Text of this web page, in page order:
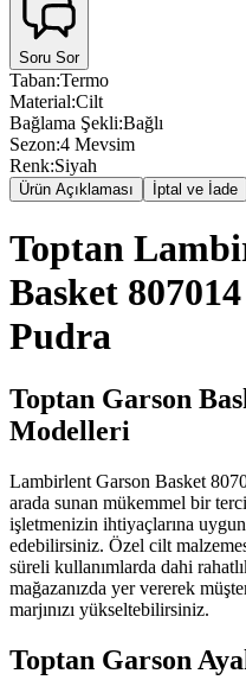
Soru Sor
Taban:Termo
Material:Cilt
Bağlama Şekli:Bağlı
Sezon:4 Mevsim
Renk:Siyah
Ürün Açıklaması İptal ve İade
Toptan
Basket
Pudra
Toptan Garson
Modelleri
Lambirlent Garson Basket
arada sunan mükemmel bir
işletmenizin ihtiyaçlarına
edebilirsiniz. Özel cilt
süreli kullanımlarda dahi
mağazanızda yer vererek
marjınızı yükseltebilirsiniz.
Toptan Garson